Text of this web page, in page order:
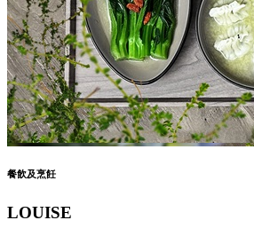
餐飲及烹飪
LOUISE